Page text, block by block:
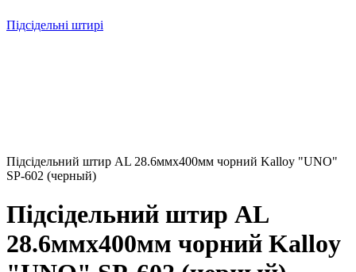
Підсідельні штирі
Підсідельний штир AL 28.6ммx400мм чорний Kalloy "UNO"
SP-602 (черный)
Підсідельний штир AL
28.6ммx400мм чорний Kalloy